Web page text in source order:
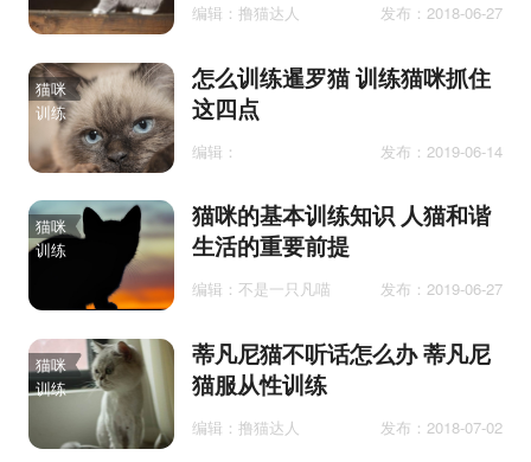
编辑：撸猫达人 发布：2018-06-27
猫咪
训练
怎么训练暹罗猫 训练猫咪抓住
这四点
编辑： 发布：2019-06-14
猫咪
训练
猫咪的基本训练知识 人猫和谐
生活的重要前提
编辑：不是一只凡喵 发布：2019-06-27
猫咪
训练
蒂凡尼猫不听话怎么办 蒂凡尼
猫服从性训练
编辑：撸猫达人 发布：2018-07-02